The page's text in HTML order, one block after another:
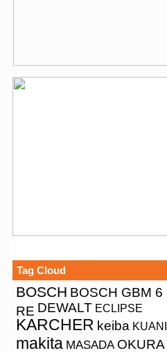
Tag Cloud
BOSCH BOSCH GBM 6
RE DEWALT ECLIPSE
KARCHER keiba KUANI
makita MASADA OKURA